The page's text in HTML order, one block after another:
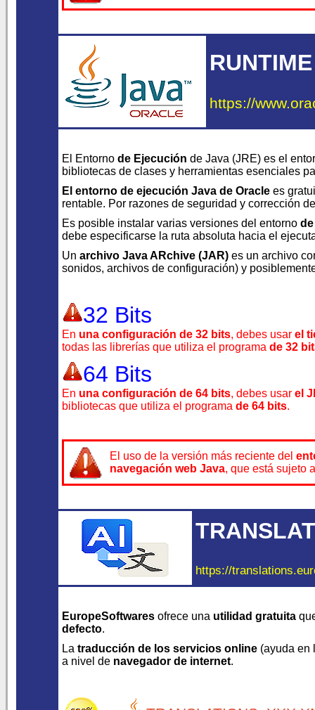
https://
El Entorno de Ejecución de Java (JRE) es el
bibliotecas de clases y herramientas esenciales
El entorno de ejecución Java de Oracle es
rentable. Por razones de seguridad y corrección
Es posible instalar varias versiones del entorno
debe especificarse la ruta absoluta hacia el
Un archivo Java ARchive (JAR) es un archivo
sonidos, archivos de configuración) y
32 Bits
En una configuración de 32 bits, debes usar el
todas las librerías que utiliza el programa de 32
64 Bits
En una configuración de 64 bits, debes usar el
bibliotecas que utiliza el programa de 64 bits.
El uso de la versión más reciente del
navegación web Java, que está sujeto
https://
EuropeSoftwares ofrece una utilidad gratuita
defecto.
La traducción de los servicios online (ayuda en
a nivel de navegador de internet.